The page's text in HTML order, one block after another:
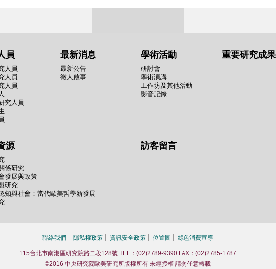
員
人員
人員
人員
究人員
最新消息
最新公告
徵人啟事
學術活動
研討會
學術演講
工作坊及其他活動
影音記錄
重要研究成果
源
係研究
發展與政策
研究
知與社會：當代歐美哲學新發展
訪客留言
聯絡我們 隱私權政策 資訊安全政策 位置圖 綠色消費宣導
115台北市南港區研究院路二段128號 TEL：(02)2789-9390 FAX：(02)2785-1787
©2016 中央研究院歐美研究所版權所有 未經授權 請勿任意轉載